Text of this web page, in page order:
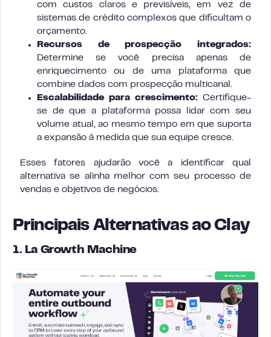
com custos claros e previsíveis, em vez de
sistemas de crédito complexos que dificultam o
orçamento.
Recursos de prospecção integrados:
Determine se você precisa apenas de
enriquecimento ou de uma plataforma que
combine dados com prospecção multicanal.
Escalabilidade para crescimento: Certifique-
se de que a plataforma possa lidar com seu
volume atual, ao mesmo tempo em que suporta
a expansão à medida que sua equipe cresce.
Esses fatores ajudarão você a identificar qual
alternativa se alinha melhor com seu processo de
vendas e objetivos de negócios.
Principais Alternativas ao Clay
1. La Growth Machine